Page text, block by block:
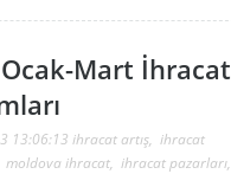
Mart İhracat
13:06:13 ihracat artış, ihracat
moldova ihracat, ihracat pazarları,